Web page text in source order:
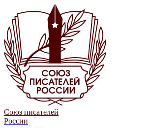
Союз писателей
России